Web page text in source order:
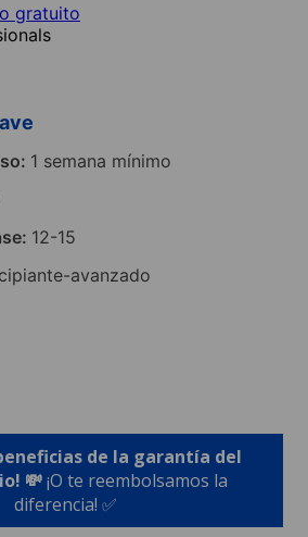
1 semana mínimo
12-15
avanzado
gratuito
de la garantía del
💸¡O te reembolsamos la
diferencia! ✅